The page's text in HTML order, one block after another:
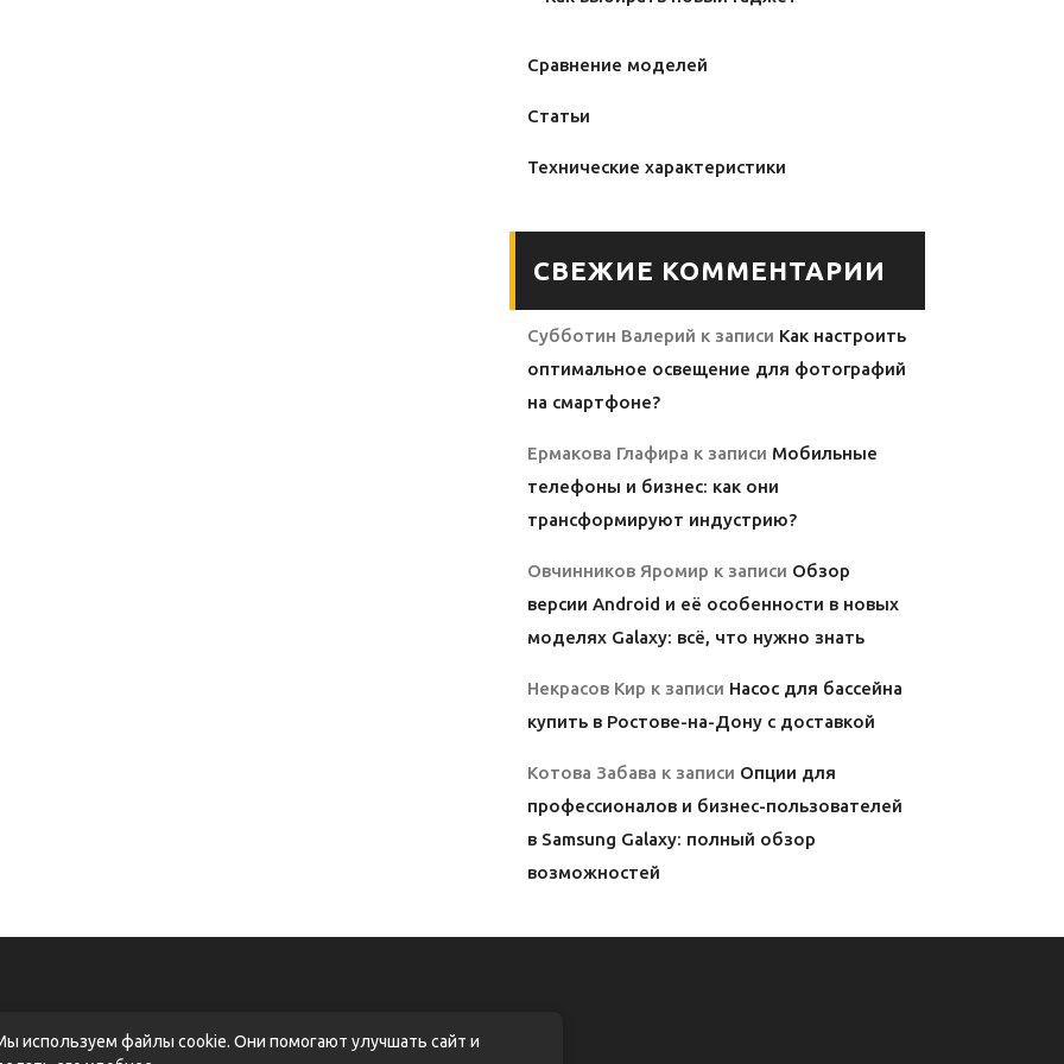
Сравнение моделей
Статьи
Технические характеристики
СВЕЖИЕ КОММЕНТАРИИ
Субботин Валерий к записи Как настроить
оптимальное освещение для фотографий
на смартфоне?
Ермакова Глафира к записи Мобильные
телефоны и бизнес: как они
трансформируют индустрию?
Овчинников Яромир к записи Обзор
версии Android и её особенности в новых
моделях Galaxy: всё, что нужно знать
Некрасов Кир к записи Насос для бассейна
купить в Ростове-на-Дону с доставкой
Котова Забава к записи Опции для
профессионалов и бизнес-пользователей
в Samsung Galaxy: полный обзор
возможностей
используем файлы cookie. Они помогают улучшать сайт и